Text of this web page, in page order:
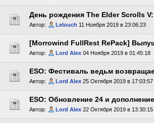
День рождения The Elder Scrolls
Автор: Lelouch 11 Ноября 2019 в 23:06:23
[Morrowind FullRest RePack]
Автор: Lord Alex 04 Ноября 2019 в 01:45:18
ESO: Фестиваль ведьм
Автор: Lord Alex 25 Октября 2019 в 17:03:57
ESO: Обновление 24 и
Автор: Lord Alex 22 Октября 2019 в 13:30:15